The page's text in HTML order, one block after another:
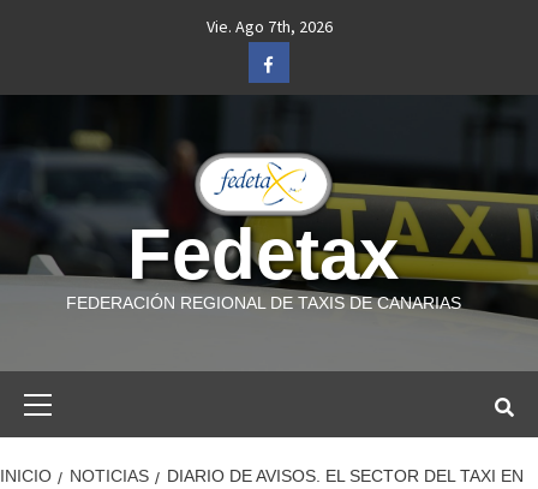
Vie. Ago 7th, 2026
Facebook
Fedetax
FEDERACIÓN REGIONAL DE TAXIS DE CANARIAS
INICIO NOTICIAS
DIARIO DE AVISOS. EL SECTOR DEL TAXI EN